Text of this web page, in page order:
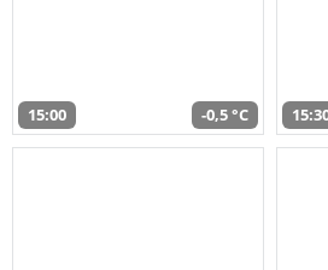
15:00 -0,5 °C